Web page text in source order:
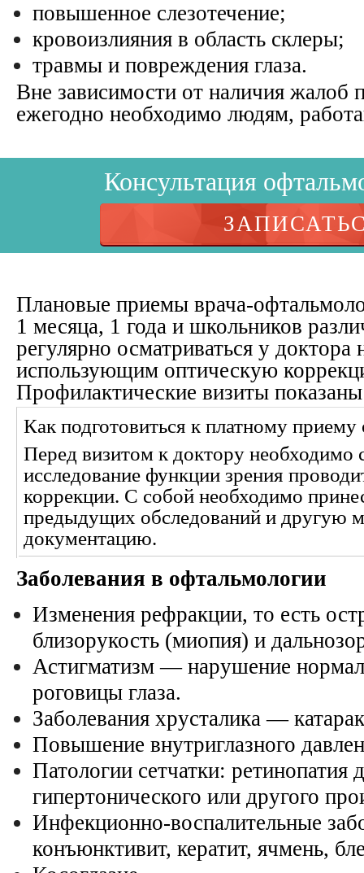
повышенное слезотечение;
кровоизлияния в область склеры;
травмы и повреждения глаза.
Вне зависимости от наличия жалоб
ежегодно необходимо людям,
Консультация
Плановые приемы врача-
1 месяца, 1 года и школьников
регулярно осматриваться у
использующим оптическую
Профилактические визиты
Как подготовиться к платному приему
Перед визитом к доктору необходимо
исследование функции зрения
коррекции. С собой необходимо
предыдущих обследований и другую
документацию.
Заболевания в офтальмологии
Изменения рефракции, то есть
близорукость (миопия) и
Астигматизм — нарушение
роговицы глаза.
Заболевания хрусталика —
Повышение внутриглазного
Патологии сетчатки: ретинопатия
гипертонического или другого
Инфекционно-воспалительные
конъюнктивит, кератит, ячмень,